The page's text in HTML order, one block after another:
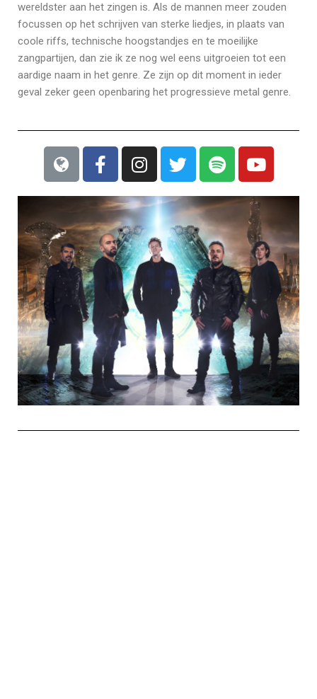
wereldster aan het zingen is. Als de mannen meer zouden
focussen op het schrijven van sterke liedjes, in plaats van
coole riffs, technische hoogstandjes en te moeilijke
zangpartijen, dan zie ik ze nog wel eens uitgroeien tot een
aardige naam in het genre. Ze zijn op dit moment in ieder
geval zeker geen openbaring het progressieve metal genre.